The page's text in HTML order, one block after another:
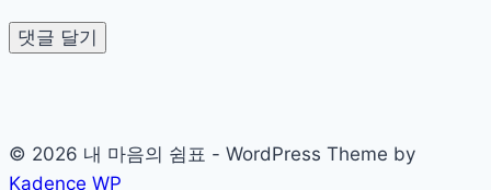
© 2026 내 마음의 쉼표 - WordPress Theme by
Kadence WP